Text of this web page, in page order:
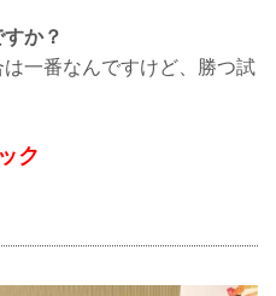
か？
一番なんですけど、勝つ試
ク